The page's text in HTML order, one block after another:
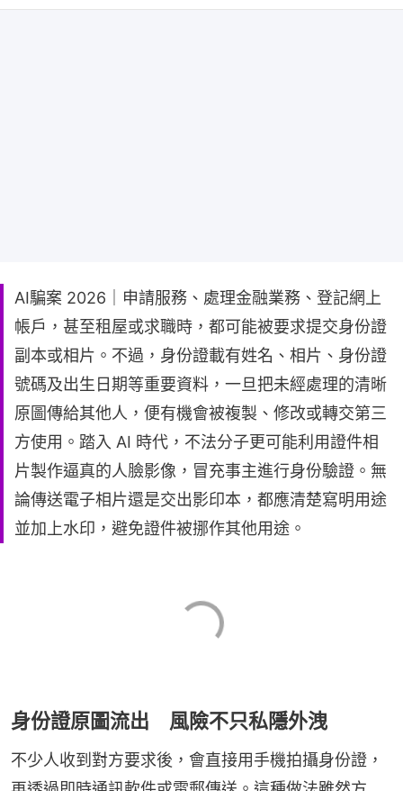
AI騙案 2026｜申請服務、處理金融業務、登記網上
帳戶，甚至租屋或求職時，都可能被要求提交身份證
副本或相片。不過，身份證載有姓名、相片、身份證
號碼及出生日期等重要資料，一旦把未經處理的清晰
原圖傳給其他人，便有機會被複製、修改或轉交第三
方使用。踏入 AI 時代，不法分子更可能利用證件相
片製作逼真的人臉影像，冒充事主進行身份驗證。無
論傳送電子相片還是交出影印本，都應清楚寫明用途
並加上水印，避免證件被挪作其他用途。
身份證原圖流出 風險不只私隱外洩
不少人收到對方要求後，會直接用手機拍攝身份證，